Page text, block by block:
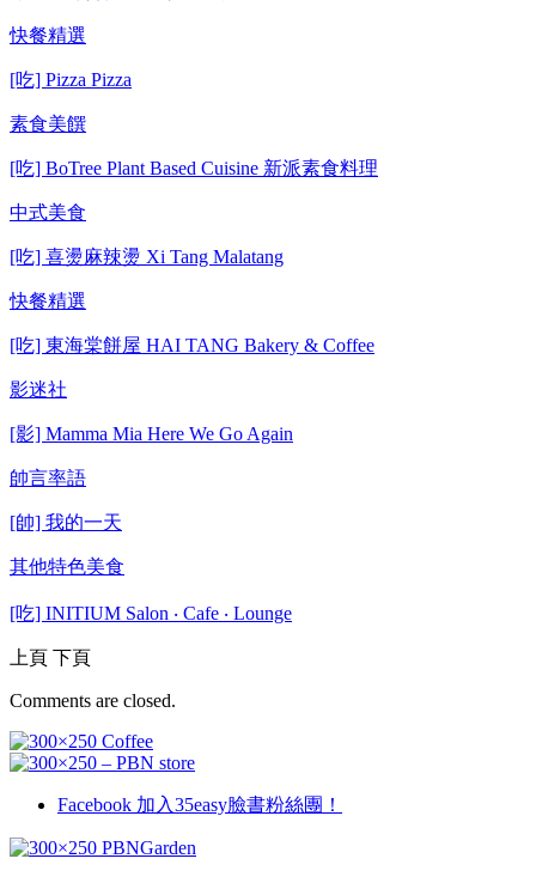
快餐精選
[吃] Pizza Pizza
素食美饌
[吃] BoTree Plant Based Cuisine 新派素食料理
中式美食
[吃] 喜燙麻辣燙 Xi Tang Malatang
快餐精選
[吃] 東海棠餅屋 HAI TANG Bakery & Coffee
影迷社
[影] Mamma Mia Here We Go Again
帥言率語
[帥] 我的一天
其他特色美食
[吃] INITIUM Salon ‧ Cafe ‧ Lounge
上頁 下頁
Comments are closed.
Facebook 加入35easy臉書粉絲團！